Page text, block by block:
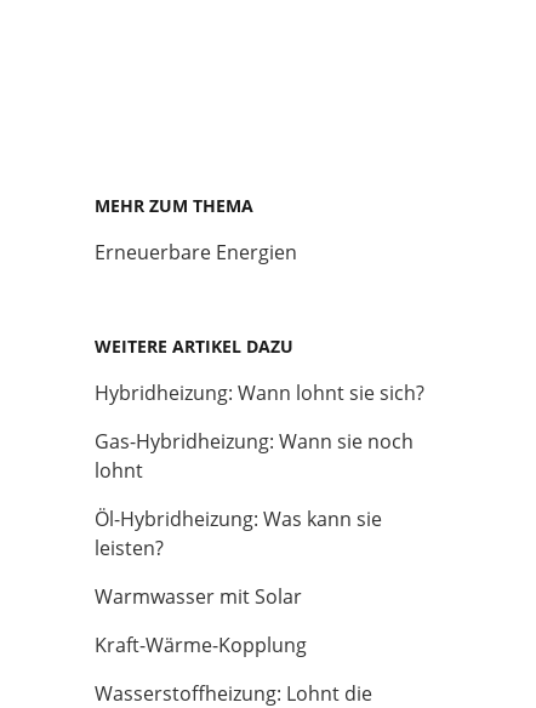
MEHR ZUM THEMA
Erneuerbare Energien
WEITERE ARTIKEL DAZU
Hybridheizung: Wann lohnt sie sich?
Gas-Hybridheizung: Wann sie noch
lohnt
Öl-Hybridheizung: Was kann sie
leisten?
Warmwasser mit Solar
Kraft-Wärme-Kopplung
Wasserstoffheizung: Lohnt die